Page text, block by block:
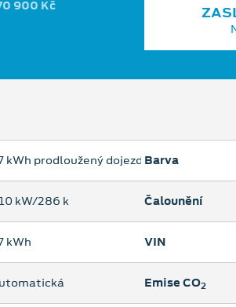
900 Kč
kWh prodloužený dojezd
kW/286 k
kWh
Barva
Čalounění
VIN
Emise CO2